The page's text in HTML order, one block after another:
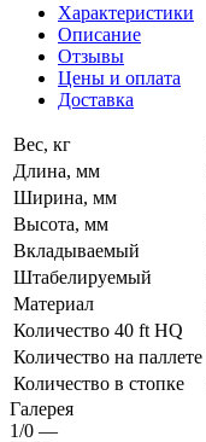
Характеристики
Описание
Отзывы
Цены и оплата
Доставка
Вес, кг
Длина, мм
Ширина, мм
Высота, мм
Вкладываемый
Штабелируемый
Материал
Количество 40 ft HQ
Количество на паллете
Количество в стопке
Галерея
1/0 —